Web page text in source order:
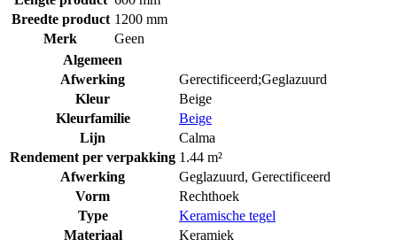
Breedte product 1200 mm
Merk
Geen
Algemeen
Afwerking
Gerectificeerd;Geglazuurd
Kleur
Beige
Kleurfamilie
Beige
Lijn
Calma
Rendement per verpakking 1.44 m²
Afwerking
Geglazuurd, Gerectificeerd
Vorm
Rechthoek
Type
Keramische tegel
Materiaal
Keramiek